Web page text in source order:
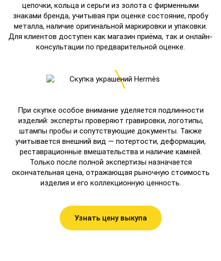
цепочки, кольца и серьги из золота с фирменными
знаками бренда, учитывая при оценке состояние, пробу
металла, наличие оригинальной маркировки и упаковки.
Для клиентов доступен как магазин приёма, так и онлайн-
консультации по предварительной оценке.
При скупке особое внимание уделяется подлинности
изделий: эксперты проверяют гравировки, логотипы,
штампы пробы и сопутствующие документы. Также
учитывается внешний вид — потертости, деформации,
реставрационные вмешательства и наличие камней.
Только после полной экспертизы назначается
окончательная цена, отражающая рыночную стоимость
изделия и его коллекционную ценность.
Узнать цену выкупа